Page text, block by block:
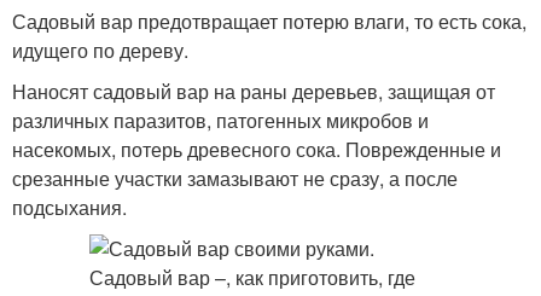
Садовый вар предотвращает потерю влаги, то есть сока,
идущего по дереву.
Наносят садовый вар на раны деревьев, защищая от
различных паразитов, патогенных микробов и
насекомых, потерь древесного сока. Поврежденные и
срезанные участки замазывают не сразу, а после
подсыхания.